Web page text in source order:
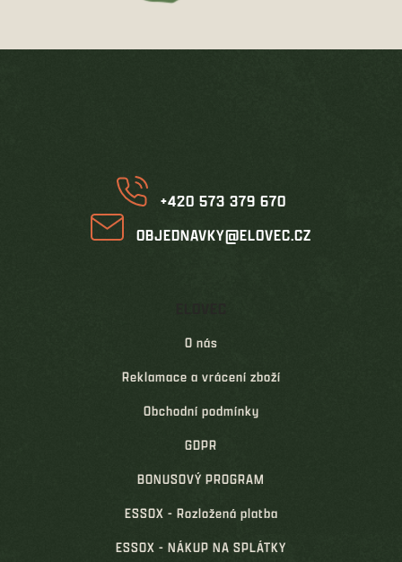
+420 573 379 670
OBJEDNAVKY@ELOVEC.CZ
O nás
Reklamace a vrácení zboží
Obchodní podmínky
GDPR
BONUSOVÝ PROGRAM
ESSOX - Rozložená platba
ESSOX - NÁKUP NA SPLÁTKY